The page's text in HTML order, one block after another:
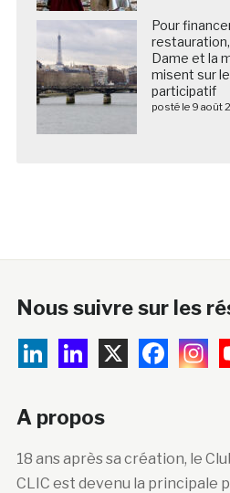
Pour
Dame et la
misent sur
participatif
posté le 9 août
Nous suivre sur les
A propos
18 ans après sa création, le
CLIC est devenu la principale